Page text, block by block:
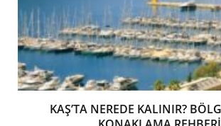
KAŞ’TA NEREDE KALINIR?